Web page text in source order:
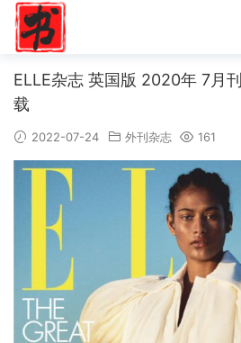
ELLE杂志 英国版 2020年 7月
载
2022-07-24 外刊杂志 161